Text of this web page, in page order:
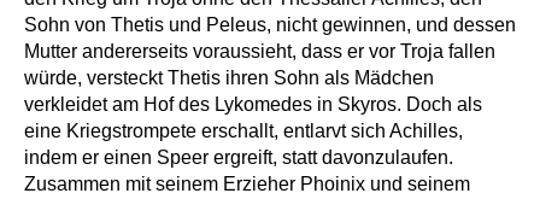
Sohn von Thetis und Peleus, nicht gewinnen, und dessen
Mutter andererseits voraussieht, dass er vor Troja fallen
würde, versteckt Thetis ihren Sohn als Mädchen
verkleidet am Hof des Lykomedes in Skyros. Doch als
eine Kriegstrompete erschallt, entlarvt sich Achilles,
indem er einen Speer ergreift, statt davonzulaufen.
Zusammen mit seinem Erzieher Phoinix und seinem